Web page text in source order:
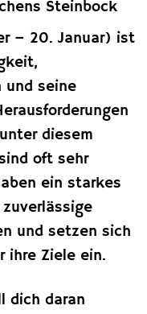
Steinbock
– 20. Januar) ist
und seine
diesem
oft sehr
ein starkes
und setzen sich
ihre Ziele ein.
dich daran